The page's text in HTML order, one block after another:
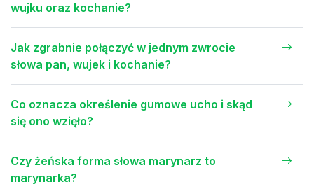
wujku oraz kochanie?
Jak zgrabnie połączyć w jednym zwrocie
słowa pan, wujek i kochanie?
Co oznacza określenie gumowe ucho i skąd
się ono wzięło?
Czy żeńska forma słowa marynarz to
marynarka?